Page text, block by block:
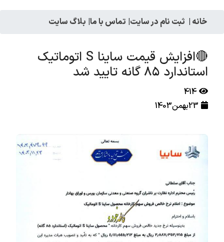
خانه | ثبت نام در سایت| تماس با ما| بلاگ سایت
🔴افزایش قیمت ساینا S اتوماتیک
استاندارد ۸۵ گانه تایید شد
414
23بهمن1403